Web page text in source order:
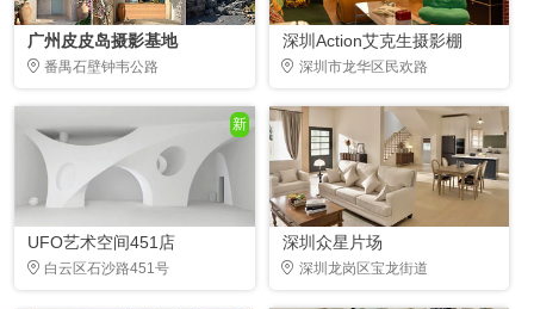
广州皮皮岛摄影基地
番禺石壁钟韦公路
深圳Action艾克生摄影棚
深圳市龙华区民欢路
新
UFO艺术空间451店
白云区石沙路451号
深圳众星片场
深圳龙岗区宝龙街道